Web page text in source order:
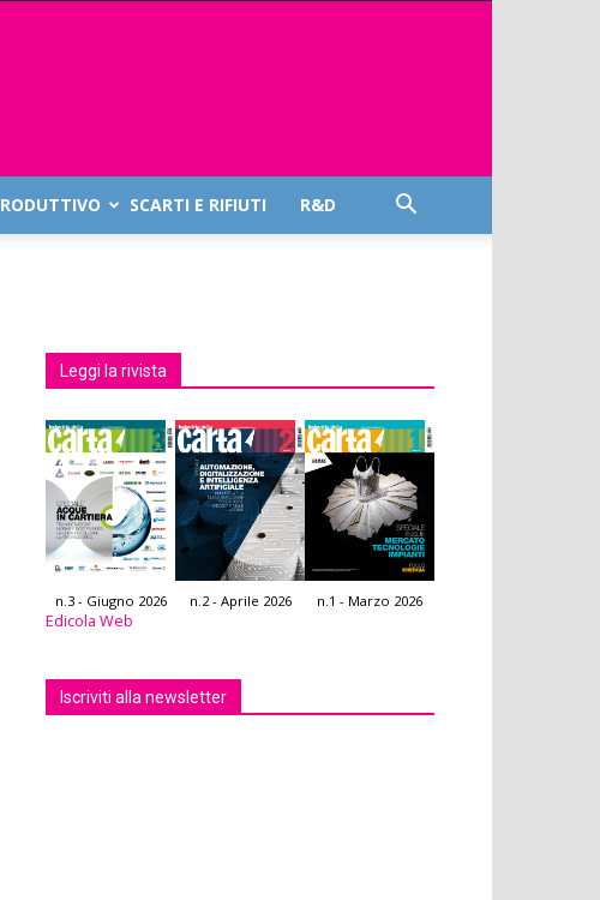
SCARTI E RIFIUTI R&D
Leggi la rivista
n.3 - Giugno 2026 n.2 - Aprile 2026 n.1 - Marzo 2026
Edicola Web
Iscriviti alla newsletter